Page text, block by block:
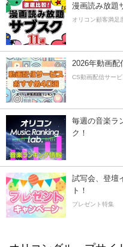
漫画読み放題
オリコン顧客満足
2026年動画配
CS動画配信サー
毎週の音楽ラ
ク！
試写会、登壇
ト！
プレゼント特集